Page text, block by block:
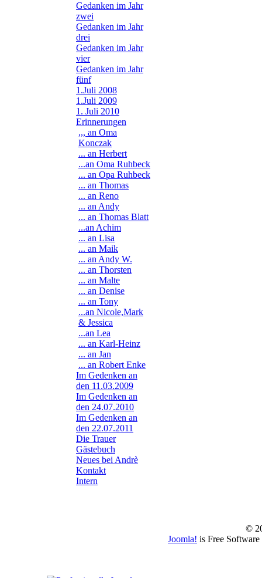
Gedanken im Jahr
zwei
Gedanken im Jahr
drei
Gedanken im Jahr
vier
Gedanken im Jahr
fünf
1.Juli 2008
1.Juli 2009
1. Juli 2010
Erinnerungen
,,, an Oma
Konczak
... an Herbert
...an Oma Ruhbeck
... an Opa Ruhbeck
... an Thomas
... an Reno
... an Andy
... an Thomas Blatt
...an Achim
... an Lisa
... an Maik
... an Andy W.
... an Thorsten
... an Malte
... an Denise
... an Tony
...an Nicole,Mark
& Jessica
...an Lea
... an Karl-Heinz
... an Jan
... an Robert Enke
Im Gedenken an
den 11.03.2009
Im Gedenken an
den 24.07.2010
Im Gedenken an
den 22.07.2011
Die Trauer
Gästebuch
Neues bei Andrè
Kontakt
Intern
©
Joomla! is Free